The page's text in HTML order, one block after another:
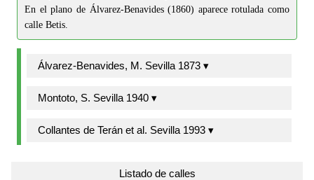
En el plano de Álvarez-Benavides (1860) aparece rotulada como
calle Betis.
Álvarez-Benavides, M. Sevilla 1873 ▾
Montoto, S. Sevilla 1940 ▾
Collantes de Terán et al. Sevilla 1993 ▾
Listado de calles